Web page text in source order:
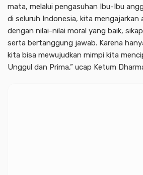
mata, melalui pengasuhan Ibu-Ibu
di seluruh Indonesia, kita mengajarkan
dengan nilai-nilai moral yang baik,
serta bertanggung jawab. Karena
kita bisa mewujudkan mimpi kita
Unggul dan Prima,” ucap Ketum